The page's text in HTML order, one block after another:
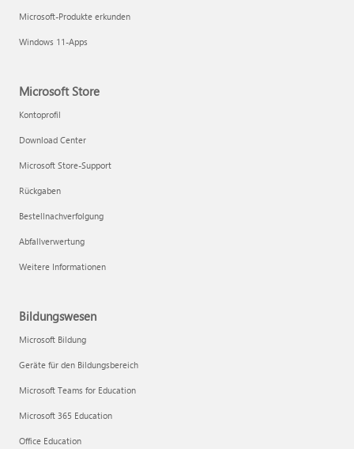
Microsoft-Produkte erkunden
Windows 11-Apps
Microsoft Store
Kontoprofil
Download Center
Microsoft Store-Support
Rückgaben
Bestellnachverfolgung
Abfallverwertung
Weitere Informationen
Bildungswesen
Microsoft Bildung
Geräte für den Bildungsbereich
Microsoft Teams for Education
Microsoft 365 Education
Office Education